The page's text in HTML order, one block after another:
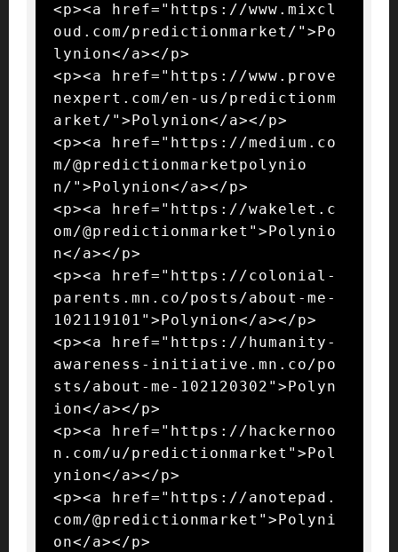
<p><a href="https://www.mixcl
oud.com/predictionmarket/">Po
lynion</a></p>
<p><a href="https://www.prove
nexpert.com/en-us/predictionm
arket/">Polynion</a></p>
<p><a href="https://medium.co
m/@predictionmarketpolynio
n/">Polynion</a></p>
<p><a href="https://wakelet.c
om/@predictionmarket">Polynio
n</a></p>
<p><a href="https://colonial-
parents.mn.co/posts/about-me-
102119101">Polynion</a></p>
<p><a href="https://humanity-
awareness-initiative.mn.co/po
sts/about-me-102120302">Polyn
ion</a></p>
<p><a href="https://hackernoo
n.com/u/predictionmarket">Pol
ynion</a></p>
<p><a href="https://anotepad.
com/@predictionmarket">Polyni
on</a></p>